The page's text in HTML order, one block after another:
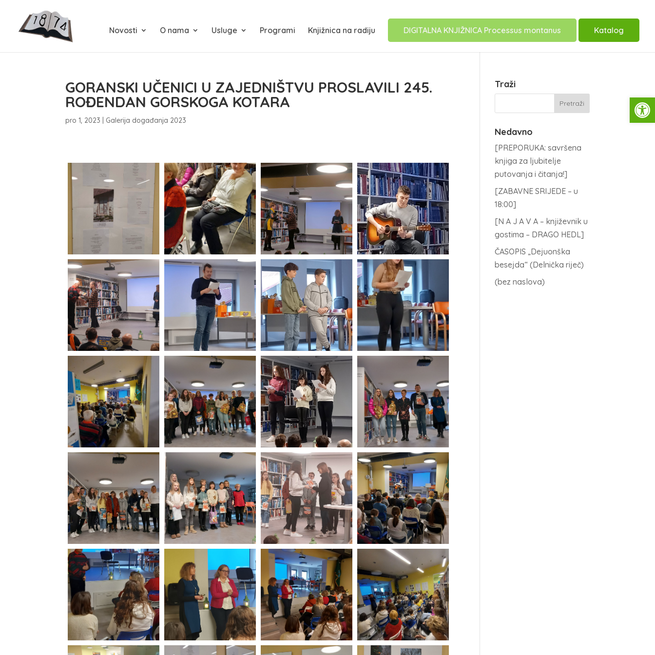
Novosti O nama Usluge Programi Knjižnica na radiju DIGITALNA KNJIŽNICA Processus montanus Katalog
GORANSKI UČENICI U ZAJEDNIŠTVU PROSLAVILI 245.
ROĐENDAN GORSKOGA KOTARA
pro 1, 2023 Galerija događanja 2023
Traži
Nedavno
[PREPORUKA: savršena
knjiga za ljubitelje
putovanja i čitanja!]
[ZABAVNE SRIJEDE – u
18:00]
[N A J A V A – književnik u
gostima – DRAGO HEDL]
ČASOPIS „Dejuonška
besejda“ (Delnička riječ)
(bez naslova)